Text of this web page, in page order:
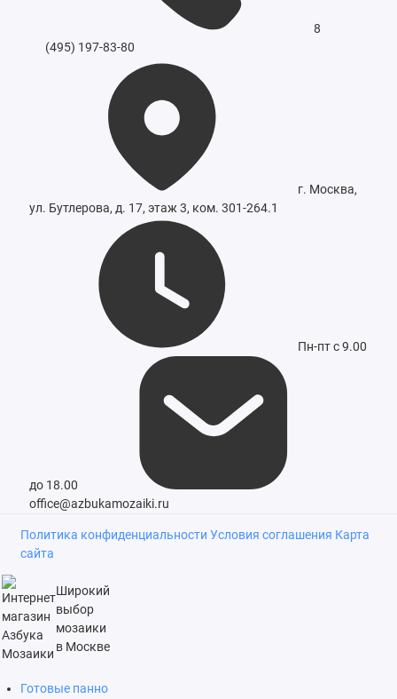
8
(495) 197-83-80
г. Москва,
ул. Бутлерова, д. 17, этаж 3, ком. 301-264.1
Пн-пт с 9.00
до 18.00
office@azbukamozaiki.ru
Политика конфиденциальности Условия соглашения Карта
сайта
Широкий
выбор
мозаики
в Москве
Готовые панно